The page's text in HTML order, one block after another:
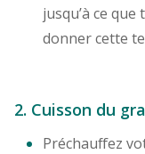
jusqu’à ce
donner cette
2. Cuisson du
Préchauffez